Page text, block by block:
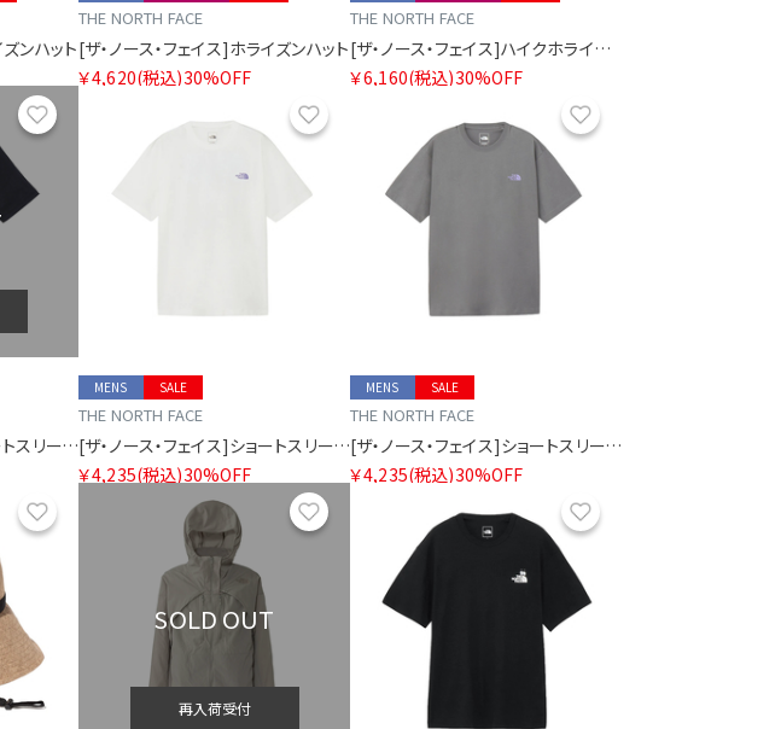
ンハット
THE NORTH FACE
[ザ・ノース・フェイス]ホライズンハット
￥4,620(税込)30%OFF
THE NORTH FACE
[ザ・ノース・フェイス]ハイクホライズンハット
￥6,160(税込)30%OFF
[ザ・ノース・フェイス]ショートスリーブマウンテンフラワーティー
SALE
MENS
THE NORTH FACE
[ザ・ノース・フェイス]ショートスリーブマウンテンフラワーティー
￥4,235(税込)30%OFF
SALE
MENS
THE NORTH FACE
[ザ・ノース・フェイス]ショートスリーブマウンテンフラワーティー
￥4,235(税込)30%OFF
SOLD OUT
再入荷受付